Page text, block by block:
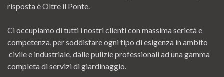
risposta è Oltre il Ponte.
Ci occupiamo di tutti i nostri clienti con massima serietà e
competenza, per soddisfare ogni tipo di esigenza in ambito
civile e industriale, dalle pulizie professionali ad una gamma
completa di servizi di giardinaggio.